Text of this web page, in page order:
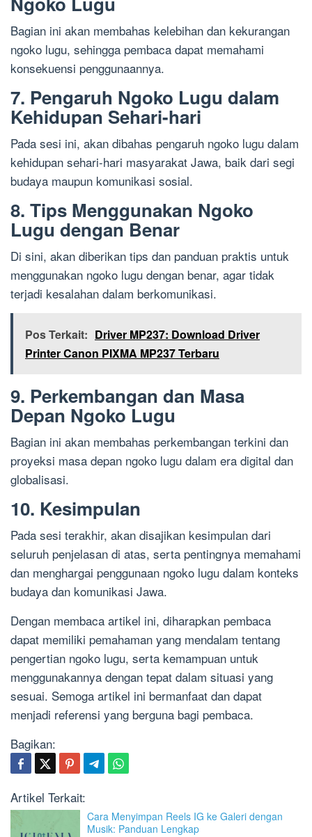
Bagian ini akan membahas kelebihan dan kekurangan
ngoko lugu, sehingga pembaca dapat memahami
konsekuensi penggunaannya.
7. Pengaruh Ngoko Lugu dalam
Kehidupan Sehari-hari
Pada sesi ini, akan dibahas pengaruh ngoko lugu dalam
kehidupan sehari-hari masyarakat Jawa, baik dari segi
budaya maupun komunikasi sosial.
8. Tips Menggunakan Ngoko
Lugu dengan Benar
Di sini, akan diberikan tips dan panduan praktis untuk
menggunakan ngoko lugu dengan benar, agar tidak
terjadi kesalahan dalam berkomunikasi.
Pos Terkait: Driver MP237: Download Driver
Printer Canon PIXMA MP237 Terbaru
9. Perkembangan dan Masa
Depan Ngoko Lugu
Bagian ini akan membahas perkembangan terkini dan
proyeksi masa depan ngoko lugu dalam era digital dan
globalisasi.
10. Kesimpulan
Pada sesi terakhir, akan disajikan kesimpulan dari
seluruh penjelasan di atas, serta pentingnya memahami
dan menghargai penggunaan ngoko lugu dalam konteks
budaya dan komunikasi Jawa.
Dengan membaca artikel ini, diharapkan pembaca
dapat memiliki pemahaman yang mendalam tentang
pengertian ngoko lugu, serta kemampuan untuk
menggunakannya dengan tepat dalam situasi yang
sesuai. Semoga artikel ini bermanfaat dan dapat
menjadi referensi yang berguna bagi pembaca.
Bagikan:
Artikel Terkait:
Cara Menyimpan Reels IG ke Galeri dengan
Musik: Panduan Lengkap